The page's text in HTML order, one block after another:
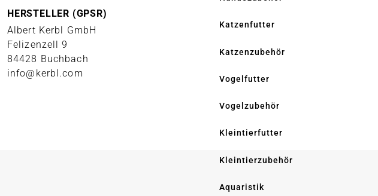
Katzenfutter
Katzenzubehör
Vogelfutter
Vogelzubehör
Kleintierfutter
Kleintierzubehör
Aquaristik
HERSTELLER (GPSR)
Albert Kerbl GmbH
Felizenzell 9
84428 Buchbach
info@kerbl.com